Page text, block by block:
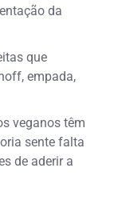
da
que
empada,
veganos têm
sente falta
de aderir a